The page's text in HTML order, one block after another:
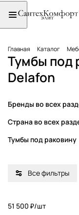
Главная Каталог
Тумбы под
Delafon
Бренды во всех
Страна во всех
Тумбы под раковину
Все фильтры
51 500 ₽/шт